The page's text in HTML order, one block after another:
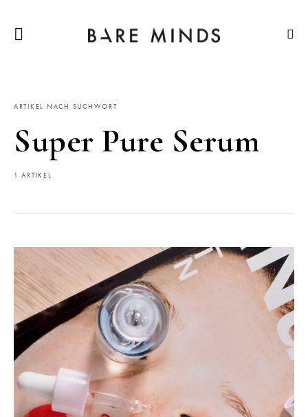
ARTIKEL NACH SUCHWORT
Super Pure Serum
1 ARTIKEL